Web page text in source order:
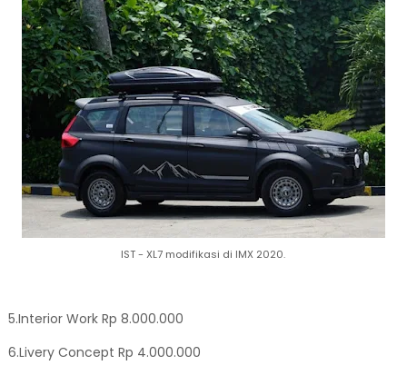
IST - XL7 modifikasi di IMX 2020.
5.Interior Work Rp 8.000.000
6.Livery Concept Rp 4.000.000